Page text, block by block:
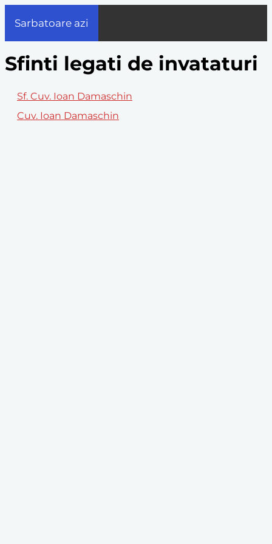
Sarbatoare azi
Sfinti legati de invataturi
Sf. Cuv. Ioan Damaschin
Cuv. Ioan Damaschin